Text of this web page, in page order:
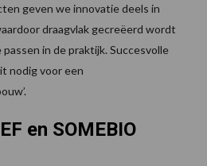
geven we innovatie deels in
draagvlak gecreëerd wordt
in de praktijk. Succesvolle
nodig voor een
en SOMEBIO